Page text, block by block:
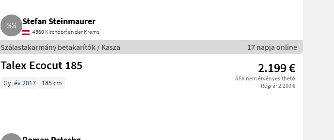
Stefan Steinmaurer
4560 Kirchdorf an der Krems
Szálastakarmány betakarítók / Kasza 17 napja online
Talex Ecocut 185 2.199 €
ÁFA nem érvényesíthető
Régi ár 2.200 €
Gy. év 2017 185 cm